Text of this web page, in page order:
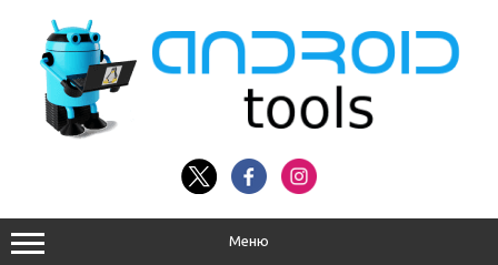
содержимому
Меню